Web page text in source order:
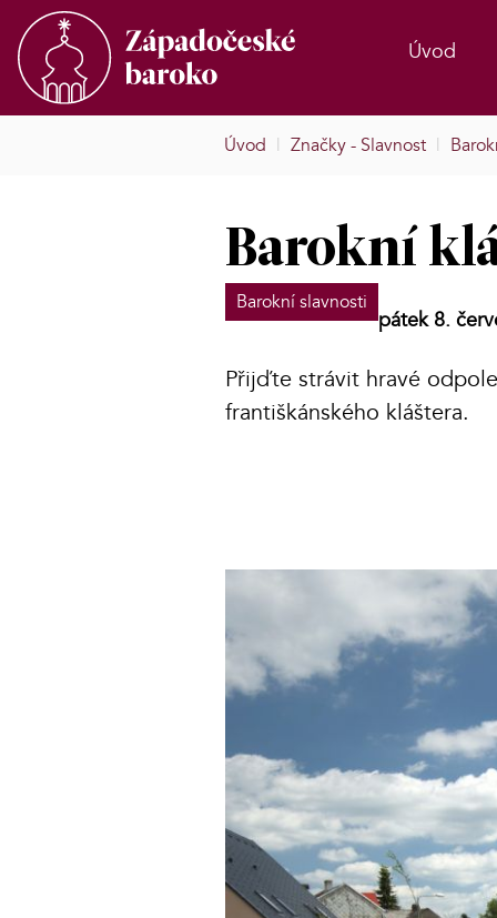
Úvod
Úvod | Značky - Slavnost |
Barokní
Barokní slavnosti
pátek 8.
Přijďte strávit hravé
františkánského kláštera.